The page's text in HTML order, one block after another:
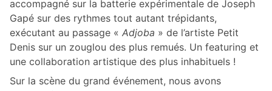
accompagné sur la batterie expérimentale de Joseph
Gapé sur des rythmes tout autant trépidants,
exécutant au passage « Adjoba » de l’artiste Petit
Denis sur un zouglou des plus remués. Un featuring et
une collaboration artistique des plus inhabituels !
Sur la scène du grand événement, nous avons